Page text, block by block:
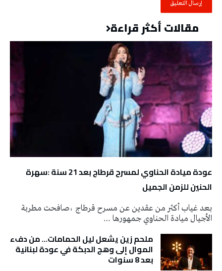
مقالات أكثر قراءة
عودة ميادة الحناوي لمسرح قرطاج بعد 21 سنة :سهرة
الحنين للزمن الجميل
بعد غياب أكثر من عقدين عن مسرح قرطاج ،صافحت مطربة
الأجيال ميادة الحناوي جمهورها …
ملحم زين يشعل ليل الحمامات… من دفء
الموال إلى وهج الدبكة في عودة لبنانية
بعد 8 سنوات